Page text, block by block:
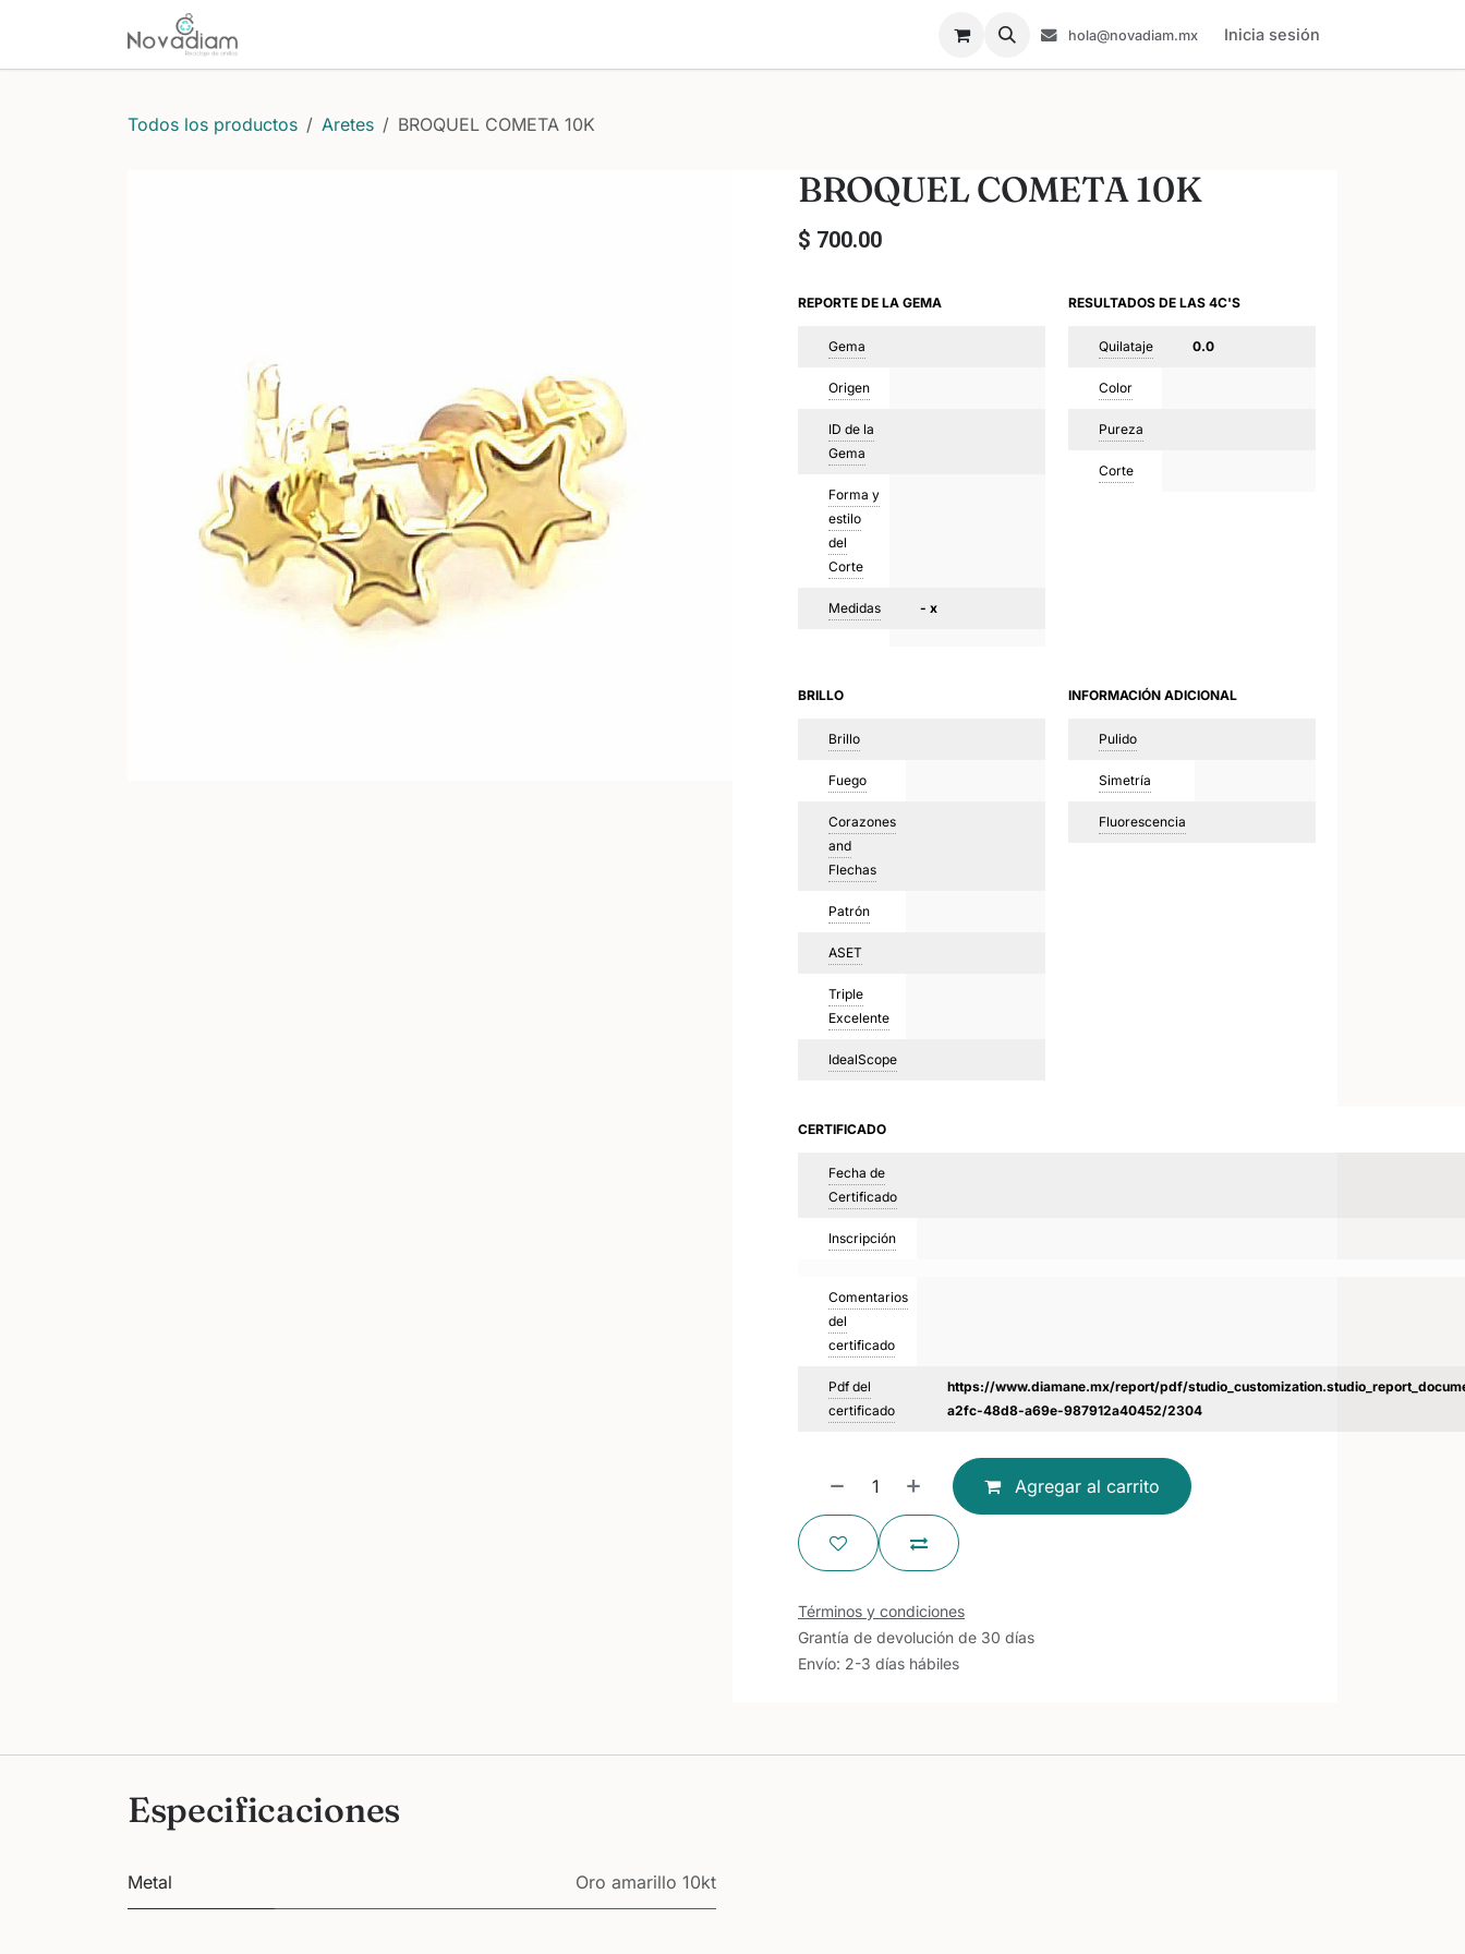
hola@novadiam.mx Inicia sesión
Todos los productos Aretes BROQUEL COMETA 10K
BROQUEL COMETA 10K
$ 700.00
REPORTE DE LA GEMA
Gema
Origen
ID de la
Gema
Forma y
estilo
del
Corte
Medidas - x
RESULTADOS DE LAS 4C'S
Quilataje 0.0
Color
Pureza
Corte
BRILLO
Brillo
Fuego
Corazones
and
Flechas
Patrón
ASET
Triple
Excelente
IdealScope
INFORMACIÓN ADICIONAL
Pulido
Simetría
Fluorescencia
CERTIFICADO
Fecha de
Certificado
Inscripción
Comentarios
del
certificado
Pdf del
certificado
https://www.diamane.mx/report/pdf/
a2fc-48d8-a69e-987912a40452/2304
Agregar al carrito
Términos y condiciones
Grantía de devolución de 30 días
Envío: 2-3 días hábiles
Especificaciones
Metal Oro amarillo 10kt